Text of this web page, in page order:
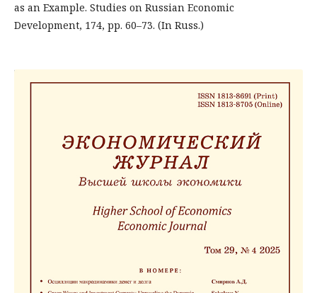
as an Example. Studies on Russian Economic
Development, 174, pp. 60–73. (In Russ.)